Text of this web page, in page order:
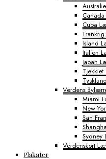
Cuba
Island
Italien
Japan
Verdens
Miami
New
San
Sydney
Verdenskort
Plakater